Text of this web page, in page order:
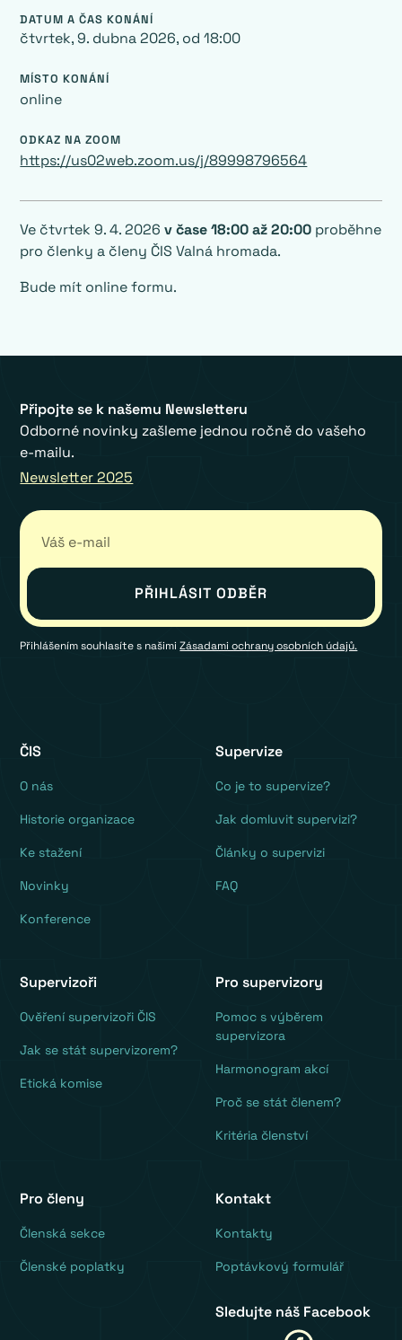
DATUM A ČAS KONÁNÍ
čtvrtek, 9. dubna 2026, od 18:00
MÍSTO KONÁNÍ
online
ODKAZ NA ZOOM
https://us02web.zoom.us/j/89998796564
Ve čtvrtek 9. 4. 2026v čase 18:00 až 20:00 proběhne
pro členky a členy ČIS Valná hromada.
Bude mít online formu.
Připojte se k našemu Newsletteru
Odborné novinky zašleme jednou ročně do vašeho
e-mailu.
Newsletter 2025
Přihlášením souhlasíte s našimiZásadami ochrany osobních údajů.
ČIS
O nás
Historie organizace
Ke stažení
Novinky
Konference
Supervize
Co je to supervize?
Jak domluvit supervizi?
Články o supervizi
FAQ
Supervizoři
Ověření supervizoři ČIS
Jak se stát supervizorem?
Etická komise
Pro supervizory
Pomoc s výběrem
supervizora
Harmonogram akcí
Proč se stát členem?
Kritéria členství
Pro členy
‍Členská sekce
Členské poplatky
Kontakt
Kontakty
Poptávkový formulář
Sledujte náš Facebook